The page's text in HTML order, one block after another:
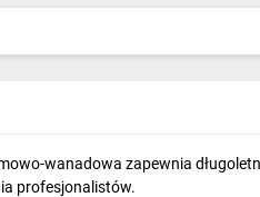
wanadowa zapewnia
profesjonalistów.